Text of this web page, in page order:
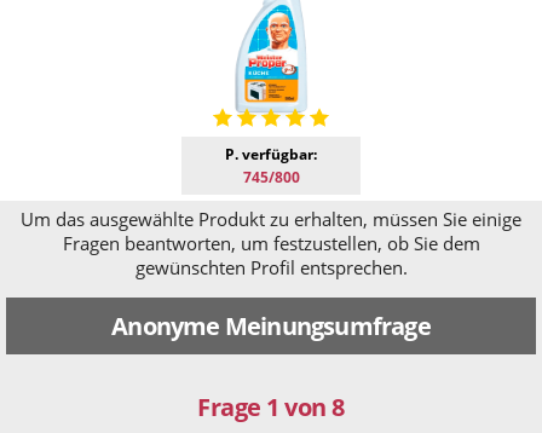
P. verfügbar:
745/800
Anonyme Meinungsumfrage
Um das ausgewählte Produkt zu erhalten, müssen Sie einige
Fragen beantworten, um festzustellen, ob Sie dem
gewünschten Profil entsprechen.
Frage 1 von 8